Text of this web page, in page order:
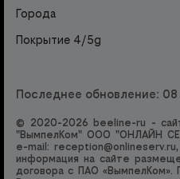
Города
Покрытие 4/5g
Последнее обновление: 08
© 2020-2026 beeline-ru -
"ВымпелКом" ООО "ОНЛАЙН
e-mail:reception@onlineserv.ru
информация на сайте
договора с ПАО «ВымпелКом».